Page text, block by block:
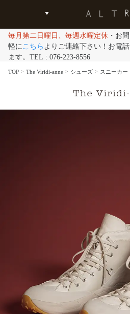
毎月第二日曜日、毎週水曜定休 ・お
軽にこちら よりご連絡下さい！お電
ます。TEL : 076-223-8556
TOP The Viridi-anne シューズ スニーカー